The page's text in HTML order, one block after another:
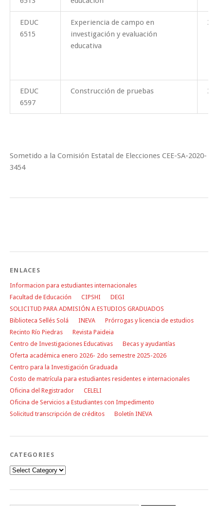
EDUC
6515
Experiencia de campo en
investigación y evaluación
educativa
3
EDUC
6597
Construcción de pruebas 3
Sometido a la Comisión Estatal de Elecciones CEE-SA-2020-
3454
ENLACES
Informacion para estudiantes internacionales
Facultad de Educación
CIPSHI
DEGI
SOLICITUD PARA ADMISIÓN A ESTUDIOS GRADUADOS
Biblioteca Sellés Solá
INEVA
Prórrogas y licencia de estudios
Recinto Río Piedras
Revista Paideia
Centro de Investigaciones Educativas
Becas y ayudantías
Oferta académica enero 2026- 2do semestre 2025-2026
Centro para la Investigación Graduada
Costo de matrícula para estudiantes residentes e internacionales
Oficina del Registrador
CELELI
Oficina de Servicios a Estudiantes con Impedimento
Solicitud transcripción de créditos
Boletín INEVA
CATEGORIES
Categories